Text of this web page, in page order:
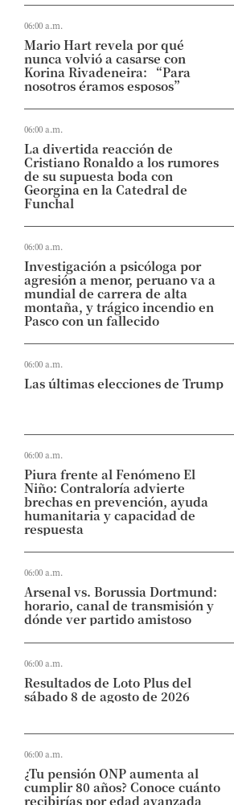
06:00 a.m.
Mario Hart revela por qué
nunca volvió a casarse con
Korina Rivadeneira: “Para
nosotros éramos esposos”
06:00 a.m.
La divertida reacción de
Cristiano Ronaldo a los rumores
de su supuesta boda con
Georgina en la Catedral de
Funchal
06:00 a.m.
Investigación a psicóloga por
agresión a menor, peruano va a
mundial de carrera de alta
montaña, y trágico incendio en
Pasco con un fallecido
06:00 a.m.
Las últimas elecciones de Trump
06:00 a.m.
Piura frente al Fenómeno El
Niño: Contraloría advierte
brechas en prevención, ayuda
humanitaria y capacidad de
respuesta
06:00 a.m.
Arsenal vs. Borussia Dortmund:
horario, canal de transmisión y
dónde ver partido amistoso
06:00 a.m.
Resultados de Loto Plus del
sábado 8 de agosto de 2026
06:00 a.m.
¿Tu pensión ONP aumenta al
cumplir 80 años? Conoce cuánto
recibirías por edad avanzada